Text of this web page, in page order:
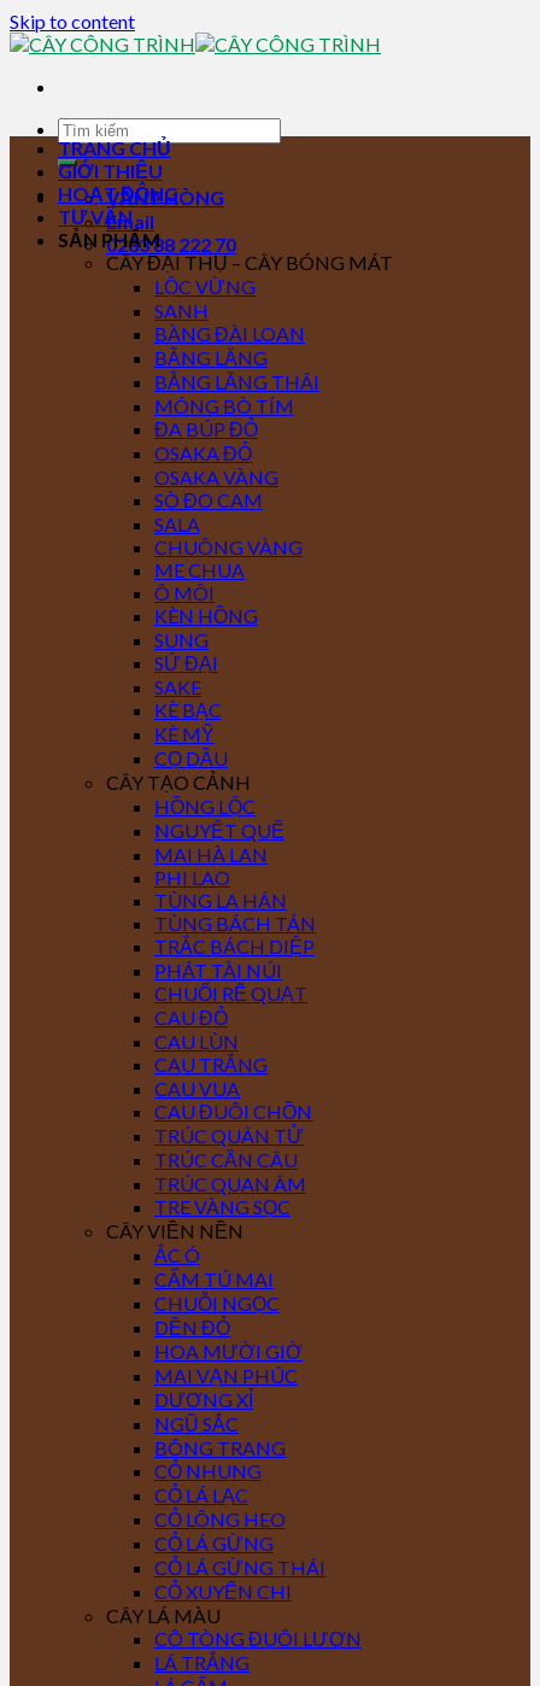
Skip to content
VĂN PHÒNG
Email
0283 88 222 70
TRANG CHỦ
GIỚI THIỆU
HOẠT ĐỘNG
TƯ VẤN
SẢN PHẨM
CÂY ĐẠI THỤ – CÂY BÓNG MÁT
LỘC VỪNG
SANH
BÀNG ĐÀI LOAN
BẰNG LĂNG
BẰNG LĂNG THÁI
MÓNG BÒ TÍM
ĐA BÚP ĐỎ
OSAKA ĐỎ
OSAKA VÀNG
SÒ ĐO CAM
SALA
CHUÔNG VÀNG
ME CHUA
Ô MÔI
KÈN HỒNG
SUNG
SỨ ĐẠI
SAKE
KÈ BẠC
KÈ MỸ
CỌ DẦU
CÂY TẠO CẢNH
HỒNG LỘC
NGUYỆT QUẾ
MAI HÀ LAN
PHI LAO
TÙNG LA HÁN
TÙNG BÁCH TÁN
TRẮC BÁCH DIỆP
PHÁT TÀI NÚI
CHUỐI RẼ QUẠT
CAU ĐỎ
CAU LÙN
CAU TRẮNG
CAU VUA
CAU ĐUÔI CHỒN
TRÚC QUÂN TỬ
TRÚC CẦN CÂU
TRÚC QUAN ÂM
TRE VÀNG SỌC
CÂY VIỀN NỀN
ẮC Ó
CẨM TÚ MAI
CHUỖI NGỌC
DỀN ĐỎ
HOA MƯỜI GIỜ
MAI VẠN PHÚC
DƯƠNG XỈ
NGŨ SẮC
BÔNG TRANG
CỎ NHUNG
CỎ LÁ LẠC
CỎ LÔNG HEO
CỎ LÁ GỪNG
CỎ LÁ GỪNG THÁI
CỎ XUYẾN CHI
CÂY LÁ MÀU
CÔ TÒNG ĐUÔI LƯƠN
LÁ TRẮNG